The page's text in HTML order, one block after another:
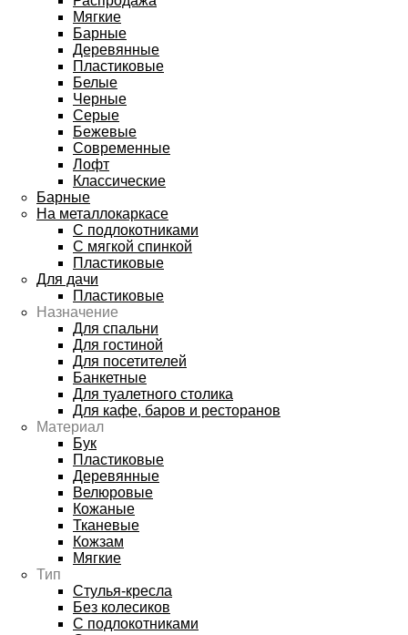
Мягкие
Барные
Деревянные
Пластиковые
Белые
Черные
Серые
Бежевые
Современные
Лофт
Классические
Барные
На металлокаркасе
С подлокотниками
С мягкой спинкой
Пластиковые
Для дачи
Пластиковые
Назначение
Для спальни
Для гостиной
Для посетителей
Банкетные
Для туалетного столика
Для кафе, баров и ресторанов
Материал
Бук
Пластиковые
Деревянные
Велюровые
Кожаные
Тканевые
Кожзам
Мягкие
Тип
Стулья-кресла
Без колесиков
С подлокотниками